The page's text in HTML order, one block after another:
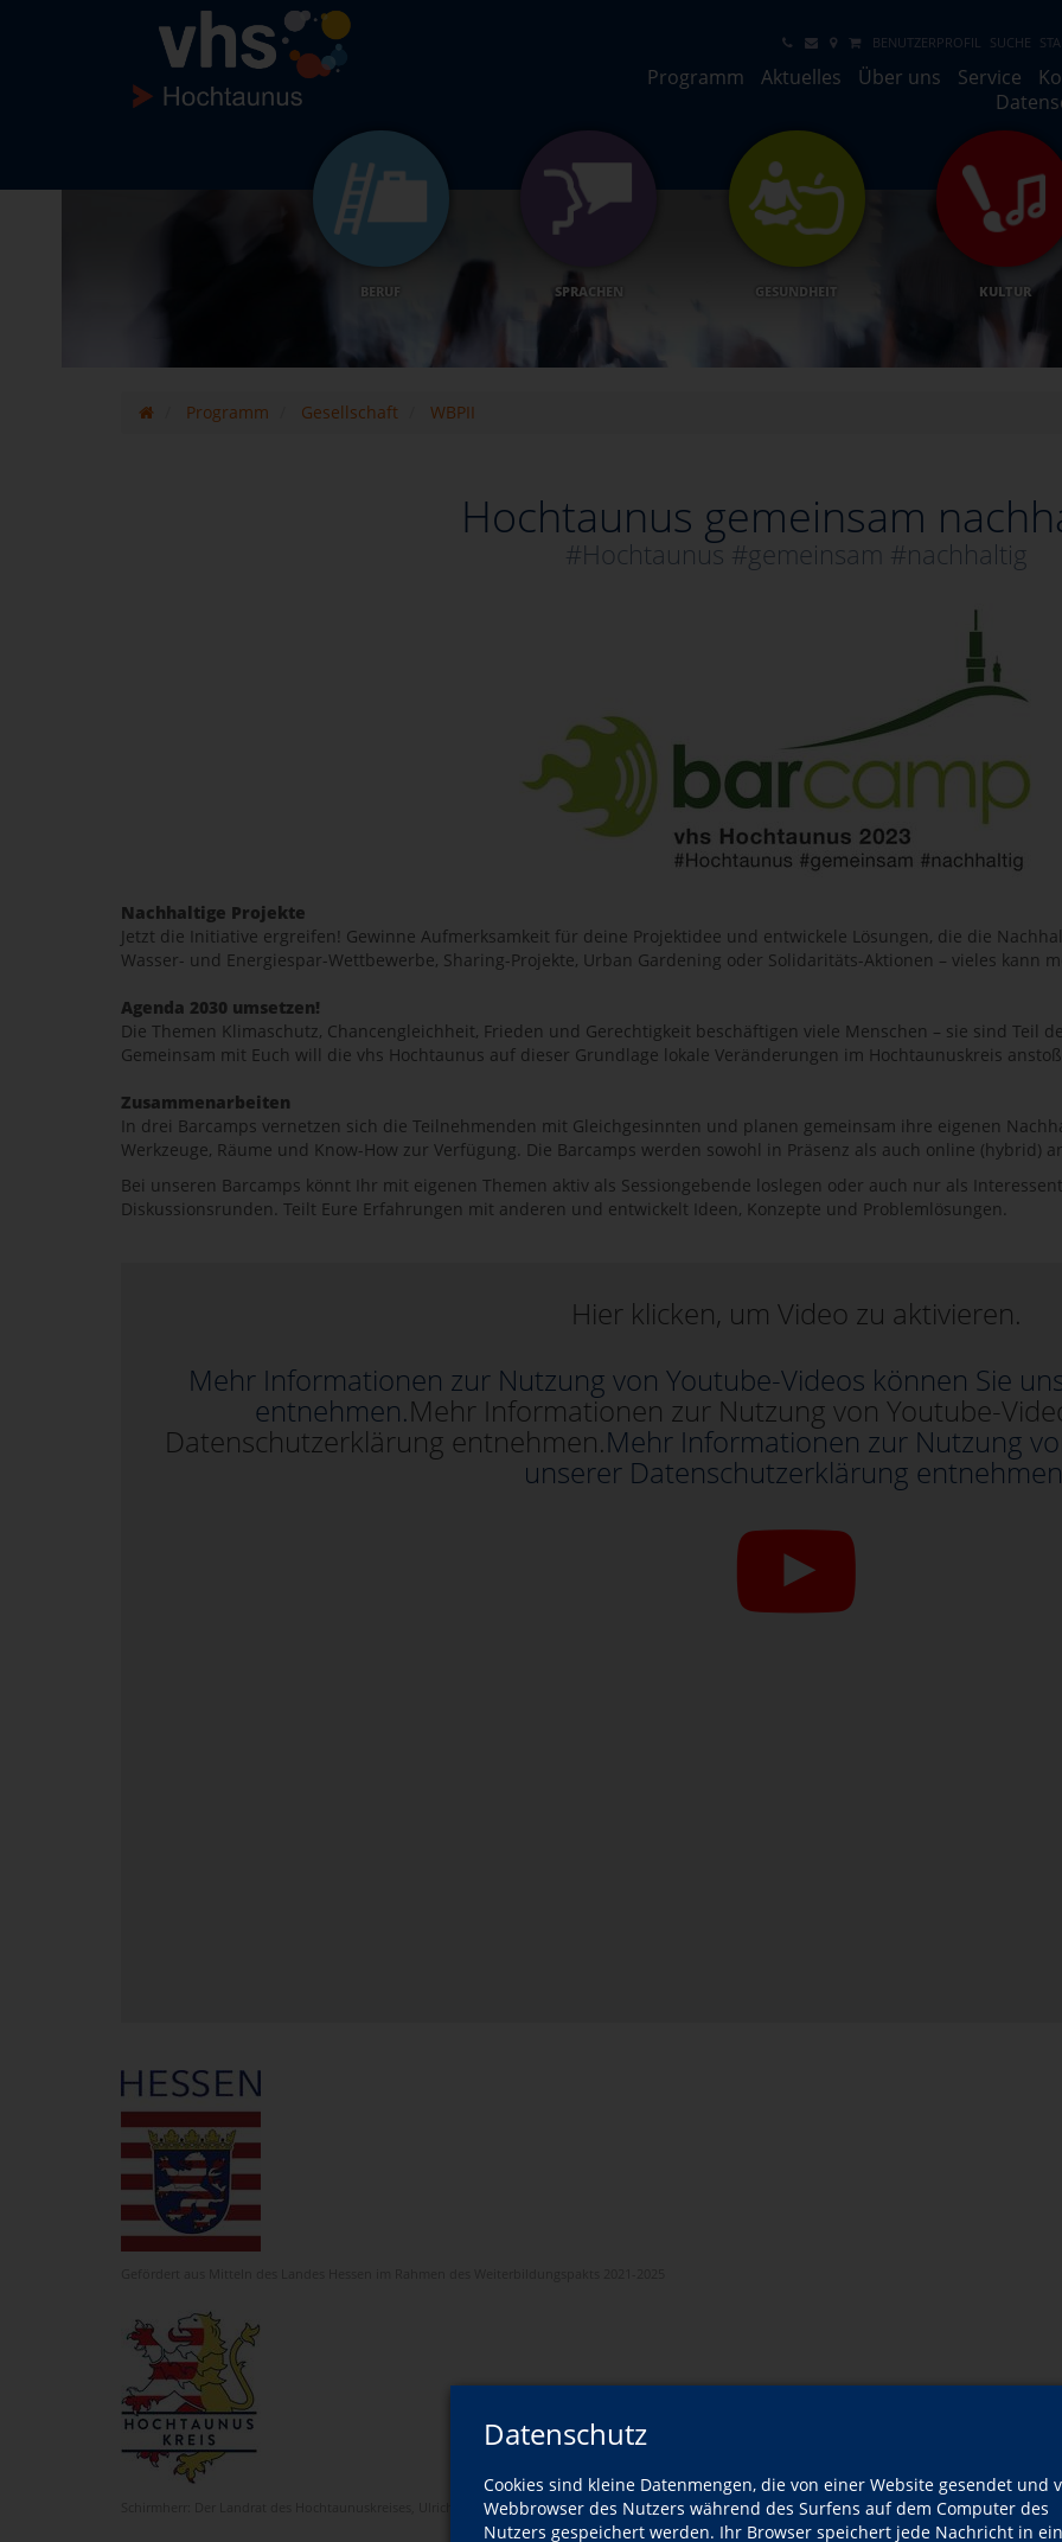
Datenschutz
Cookies sind kleine Datenmengen, die von einer Website gesendet und
Webbrowser des Nutzers während des Surfens auf dem Computer des
Nutzers gespeichert werden. Ihr Browser speichert jede Nachricht in
BENUTZERPROFIL SUCHE
Programm Aktuelles Über uns Service
BERUF SPRACHEN GESUNDHEIT KULTUR
Programm Gesellschaft WBPII
Hochtaunus gemeinsam
#Hochtaunus #gemeinsam #nachhaltig
Nachhaltige Projekte
Jetzt die Initiative ergreifen! Gewinne Aufmerksamkeit für deine Projektidee und entwickele Lösungen, die die
Wasser- und Energiespar-Wettbewerbe, Sharing-Projekte, Urban Gardening oder Solidaritäts-Aktionen – vieles kann
Agenda 2030 umsetzen!
Die Themen Klimaschutz, Chancengleichheit, Frieden und Gerechtigkeit beschäftigen viele Menschen – sie sind Teil
Gemeinsam mit Euch will die vhs Hochtaunus auf dieser Grundlage lokale Veränderungen im Hochtaunuskreis
Zusammenarbeiten
In drei Barcamps vernetzen sich die Teilnehmenden mit Gleichgesinnten und planen gemeinsam ihre eigenen
Werkzeuge, Räume und Know-How zur Verfügung. Die Barcamps werden sowohl in Präsenz als auch online (hybrid)
Bei unseren Barcamps könnt Ihr mit eigenen Themen aktiv als Sessiongebende loslegen oder auch nur als
Diskussionsrunden. Teilt Eure Erfahrungen mit anderen und entwickelt Ideen, Konzepte und Problemlösungen.
Hier klicken, um Video zu aktivieren.
Mehr Informationen zur Nutzung von Youtube-Videos können Sie
entnehmen.Mehr Informationen zur Nutzung von Youtube-
Datenschutzerklärung entnehmen.Mehr Informationen zur Nutzung
unserer Datenschutzerklärung
Schirmherr: Der Landrat des Hochtaunuskreises, Ulrich Krebs